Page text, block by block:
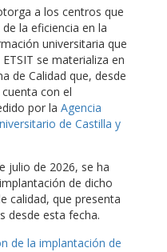
a los centros que
la eficiencia en la
universitaria que
se materializa en
de Calidad que, desde
con el
por la Agencia
de Castilla y
julio de 2026, se ha
de dicho
calidad, que presenta
desde esta fecha.
de la implantación de